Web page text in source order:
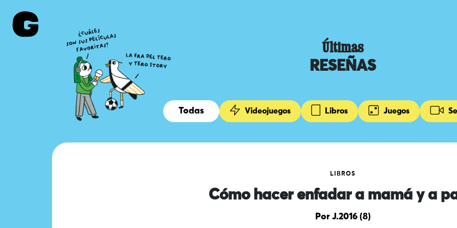
Últimas
RESEÑAS
Todas Videojuegos Libros Juegos
LIBROS
Cómo hacer enfadar a mamá y a
Por J.2016 (8)